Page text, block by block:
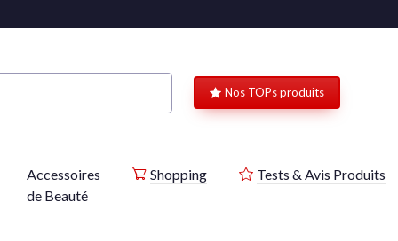
Nos TOPs produits
Accessoires
de Beauté
Shopping Tests & Avis Produits